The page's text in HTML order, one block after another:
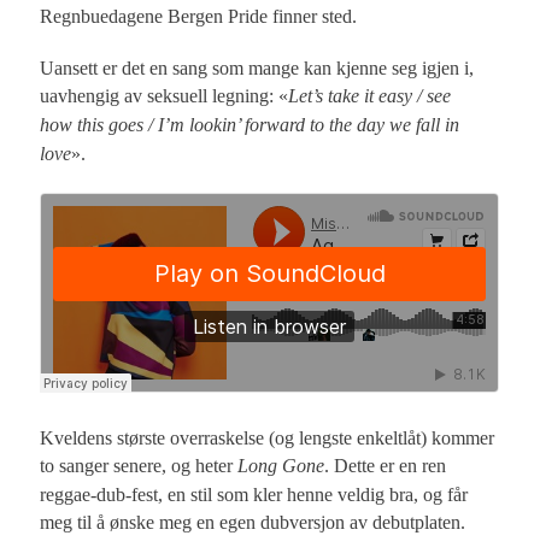
Regnbuedagene Bergen Pride finner sted.
Uansett er det en sang som mange kan kjenne seg igjen i,
uavhengig av seksuell legning: «Let’s take it easy / see
how this goes / I’m lookin’ forward to the day we fall in
love».
Kveldens største overraskelse (og lengste enkeltlåt) kommer
to sanger senere, og heter Long Gone. Dette er en ren
reggae-dub-fest, en stil som kler henne veldig bra, og får
meg til å ønske meg en egen dubversjon av debutplaten.